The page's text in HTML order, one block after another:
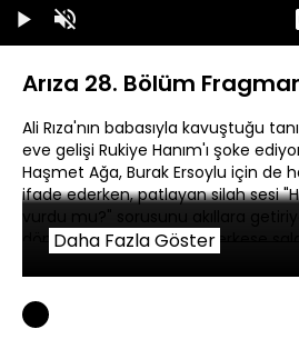
OynatSesi
Aç
Arıza 28. Bölüm
Ali Rıza'nın babasıyla kavuştuğu
eve gelişi Rukiye Hanım'ı şoke
Haşmet Ağa, Burak Ersoylu için de
ifade ederken, patlayan silah sesi
vurdu mu?" sorusunu akıllara
dönen Burak Ersoylu ise herkese
Daha Fazla Göster